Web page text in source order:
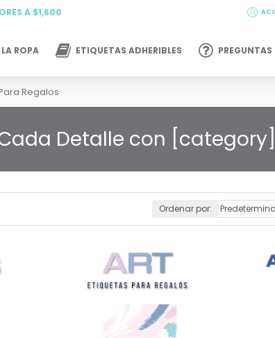
A $1,600
ROPA ETIQUETAS ADHERIBLES PREGUNTAS
Regalos
Detalle con [category]
Ordenar por: